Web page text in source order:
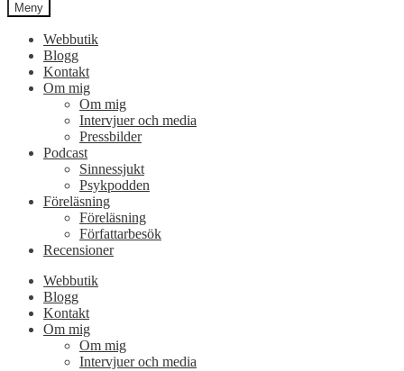
Meny
Webbutik
Blogg
Kontakt
Om mig
Om mig
Intervjuer och media
Pressbilder
Podcast
Sinnessjukt
Psykpodden
Föreläsning
Föreläsning
Författarbesök
Recensioner
Webbutik
Blogg
Kontakt
Om mig
Om mig
Intervjuer och media